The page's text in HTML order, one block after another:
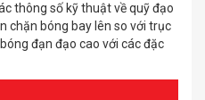
thông số kỹ thuật về quỹ đạo
chặn bóng bay lên so với trục
đạn đạo cao với các đặc